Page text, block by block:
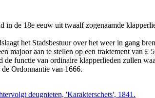
in de 18e eeuw uit twaalf zogenaamde
het Stadsbestuur over het weer in gang
majoor aan te stellen op een traktement van
de functie van ordinaire klapperlieden zullen
de Ordonnantie van 1666.